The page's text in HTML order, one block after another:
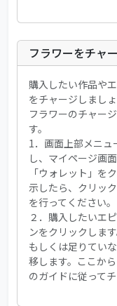
フラワーをチャ
購入したい作品や
をチャージしましょ
フラワーのチャー
す。
1．画面上部メニュ
し、マイページ画
「ウォレット」を
示したら、クリッ
を行ってください。
２．購入したいエ
ンをクリックしま
もしくは足りてい
移します。ここか
のガイドに従って